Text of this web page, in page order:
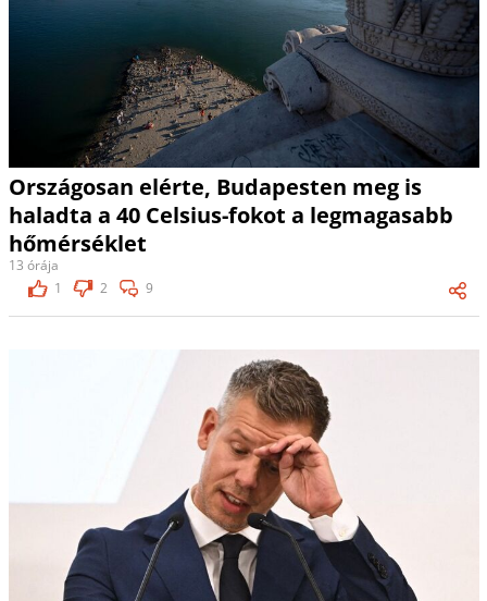
Országosan elérte, Budapesten meg is
haladta a 40 Celsius-fokot a legmagasabb
hőmérséklet
13 órája
1
2 9